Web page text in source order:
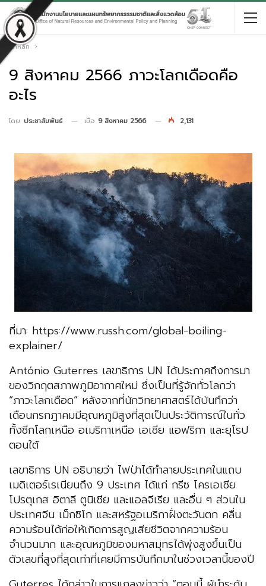
หน้าหลัก
9 สิงหาคม 2566 ภาวะโลกเดือดคือ
อะไร
โดย ประชาสัมพันธ์ เมื่อ 9 สิงหาคม 2566 2,131
ที่มา: https://www.russh.com/global-boiling-
explainer/
António Guterres เลขาธิการ UN ได้ประกาศถึงการมา
ของวิกฤตสภาพภูมิอากาศใหม่ ซึ่งเป็นที่รู้จักทั่วโลกว่า
“ภาวะโลกเดือด” หลังจากที่นักวิทยาศาสตร์ได้บันทึกว่า
เดือนกรกฎาคมมีอุณหภูมิสูงที่สุดเป็นประวัติการณ์ในทั่ว
ทั้งซีกโลกเหนือ อเมริกาเหนือ เอเชีย แอฟริกา และยุโรป
ตอนใต้
เลขาธิการ UN อธิบายว่า ไฟป่าได้ทำลายประเทศในแถบ
เมดิเตอร์เรเนียนถึง 9 ประเทศ ได้แก่ กรีซ โครเอเชีย
โปรตุเกส อิตาลี ตูนิเซีย และแอลจีเรีย และอื่น ๆ ส่วนใน
ประเทศจีน เม็กซิโก และสหรัฐอเมริกาฝั่งตะวันตก คลื่น
ความร้อนได้ก่อให้เกิดการสูญเสียชีวิตจากความร้อน
จำนวนมาก และอุณหภูมิของมหาสมุทรได้พุ่งสูงขึ้นเป็น
ตัวเลขที่สูงที่สุดเท่าที่เคยมีการบันทึกมาในช่วงเวลานี้ของปี